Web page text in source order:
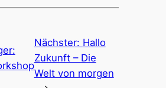
Nächster: Hallo
Zukunft – Die
Welt von morgen